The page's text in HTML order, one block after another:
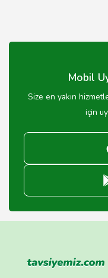
Mobil
Size en yakın
için